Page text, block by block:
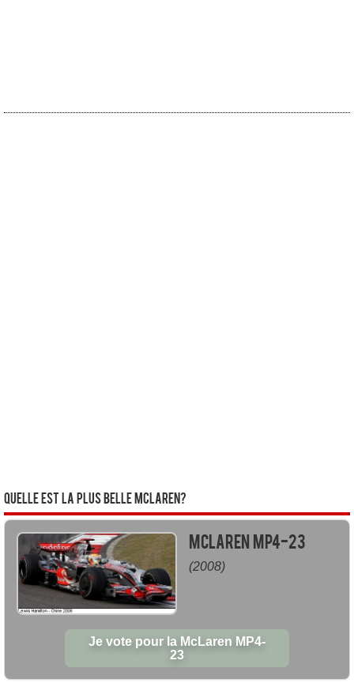
Quelle est la plus belle McLaren?
McLaren MP4-23
(2008)
Je vote pour la McLaren MP4-
23